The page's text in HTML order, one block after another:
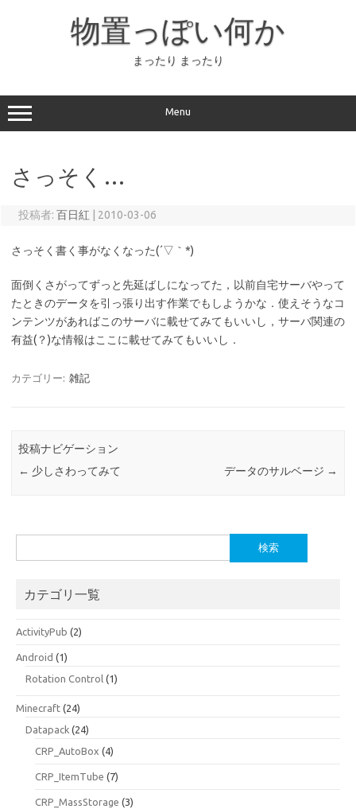
ッ
プ
物置っぽい何か
まったり まったり
Menu
さっそく…
投稿者: 百日紅 2010-03-06
さっそく書く事がなくなった(´▽｀*)
面倒くさがってずっと先延ばしになってた，以前自宅サーバやって
たときのデータを引っ張り出す作業でもしようかな．使えそうなコ
ンテンツがあればこのサーバに載せてみてもいいし，サーバ関連の
有益(？)な情報はここに載せてみてもいいし．
カテゴリー: 雑記
投稿ナビゲーション
← 少しさわってみて データのサルベージ →
索:
カテゴリ一覧
ActivityPub (2)
Android (1)
Rotation Control (1)
Minecraft (24)
Datapack (24)
CRP_AutoBox (4)
CRP_ItemTube (7)
CRP_MassStorage (3)